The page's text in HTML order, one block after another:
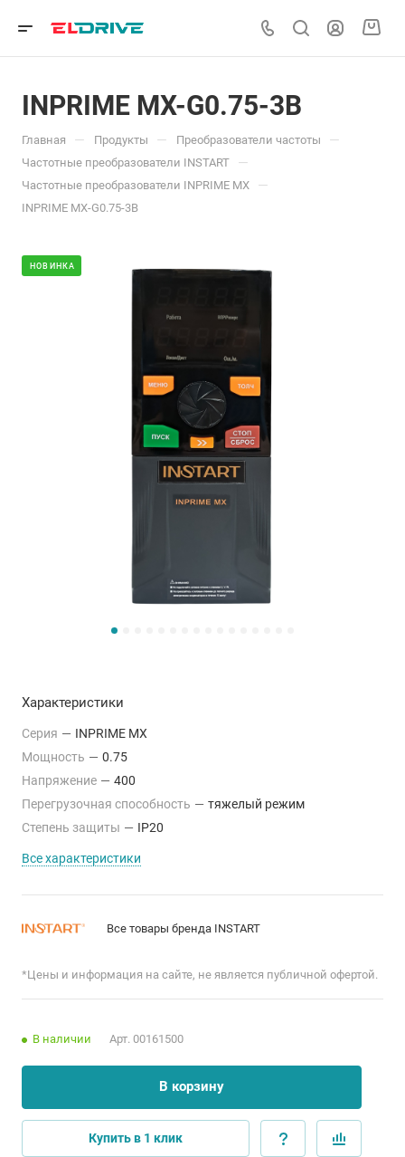
INPRIME MX-G0.75-3B
Главная — Продукты — Преобразователи частоты —
Частотные преобразователи INSTART —
Частотные преобразователи INPRIME MX —
INPRIME MX-G0.75-3B
НОВИНКА
Характеристики
Серия — INPRIME MX
Мощность — 0.75
Напряжение — 400
Перегрузочная способность — тяжелый режим
Степень защиты — IP20
Все характеристики
Все товары бренда INSTART
*Цены и информация на сайте, не является публичной офертой.
В наличии Арт. 00161500
В корзину
Купить в 1 клик